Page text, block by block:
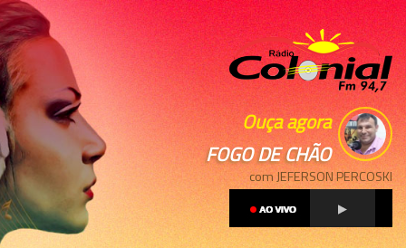
Ouça agora
FOGO DE CHÃO
com JEFERSON PERCOSKI